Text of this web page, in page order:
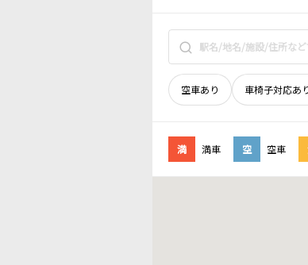
空車あり 車椅子対応あ
満 満車 空 空車